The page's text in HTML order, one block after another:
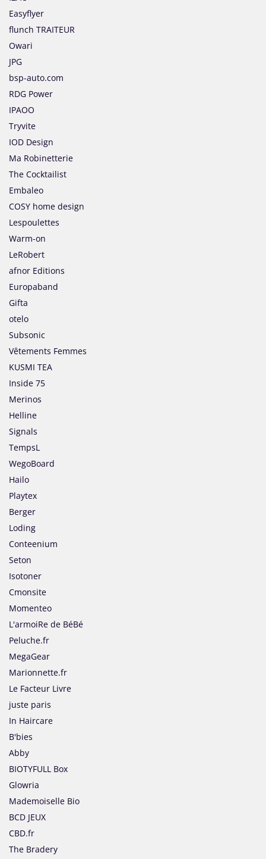
Easyflyer
flunch TRAITEUR
Owari
JPG
bsp-auto.com
RDG Power
IPAOO
Tryvite
IOD Design
Ma Robinetterie
The Cocktailist
Embaleo
COSY home design
Lespoulettes
Warm-on
LeRobert
afnor Editions
Europaband
Gifta
otelo
Subsonic
Vêtements Femmes
KUSMI TEA
Inside 75
Merinos
Helline
Signals
TempsL
WegoBoard
Hailo
Playtex
Berger
Loding
Conteenium
Seton
Isotoner
Cmonsite
Momenteo
L'armoiRe de BéBé
Peluche.fr
MegaGear
Marionnette.fr
Le Facteur Livre
juste paris
In Haircare
B'bies
Abby
BIOTYFULL Box
Glowria
Mademoiselle Bio
BCD JEUX
CBD.fr
The Bradery